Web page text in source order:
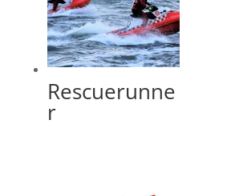
Rescuerunne
r